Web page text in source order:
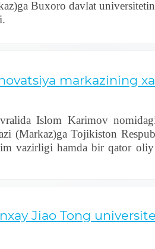
Buxoro davlat
markazining
Islom Karimov
(Markaz)ga Tojikiston
vazirligi hamda bir qator
Jiao Tong